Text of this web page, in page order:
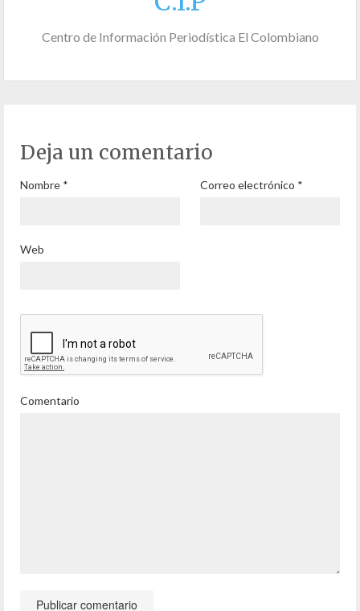
Centro de Información Periodística El Colombiano
Deja un comentario
Nombre * Correo electrónico *
Web
Comentario